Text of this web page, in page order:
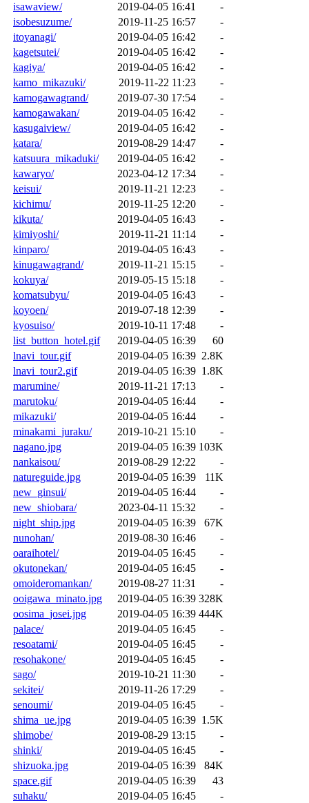
isawaview/
2019-04-05 16:41
-
isobesuzume/
2019-11-25 16:57
-
itoyanagi/
2019-04-05 16:42
-
kagetsutei/
2019-04-05 16:42
-
kagiya/
2019-04-05 16:42
-
kamo_mikazuki/
2019-11-22 11:23
-
kamogawagrand/
2019-07-30 17:54
-
kamogawakan/
2019-04-05 16:42
-
kasugaiview/
2019-04-05 16:42
-
katara/
2019-08-29 14:47
-
katsuura_mikaduki/
2019-04-05 16:42
-
kawaryo/
2023-04-12 17:34
-
keisui/
2019-11-21 12:23
-
kichimu/
2019-11-25 12:20
-
kikuta/
2019-04-05 16:43
-
kimiyoshi/
2019-11-21 11:14
-
kinparo/
2019-04-05 16:43
-
kinugawagrand/
2019-11-21 15:15
-
kokuya/
2019-05-15 15:18
-
komatsubyu/
2019-04-05 16:43
-
koyoen/
2019-07-18 12:39
-
kyosuiso/
2019-10-11 17:48
-
list_button_hotel.gif
2019-04-05 16:39
60
lnavi_tour.gif
2019-04-05 16:39 2.8K
lnavi_tour2.gif
2019-04-05 16:39 1.8K
marumine/
2019-11-21 17:13
-
marutoku/
2019-04-05 16:44
-
mikazuki/
2019-04-05 16:44
-
minakami_juraku/
2019-10-21 15:10
-
nagano.jpg
2019-04-05 16:39 103K
nankaisou/
2019-08-29 12:22
-
natureguide.jpg
2019-04-05 16:39
11K
new_ginsui/
2019-04-05 16:44
-
new_shiobara/
2023-04-11 15:32
-
night_ship.jpg
2019-04-05 16:39
67K
nunohan/
2019-08-30 16:46
-
oaraihotel/
2019-04-05 16:45
-
okutonekan/
2019-04-05 16:45
-
omoideromankan/
2019-08-27 11:31
-
ooigawa_minato.jpg
2019-04-05 16:39 328K
oosima_josei.jpg
2019-04-05 16:39 444K
palace/
2019-04-05 16:45
-
resoatami/
2019-04-05 16:45
-
resohakone/
2019-04-05 16:45
-
sago/
2019-10-21 11:30
-
sekitei/
2019-11-26 17:29
-
senoumi/
2019-04-05 16:45
-
shima_ue.jpg
2019-04-05 16:39 1.5K
shimobe/
2019-08-29 13:15
-
shinki/
2019-04-05 16:45
-
shizuoka.jpg
2019-04-05 16:39
84K
space.gif
2019-04-05 16:39
43
suhaku/
2019-04-05 16:45
-